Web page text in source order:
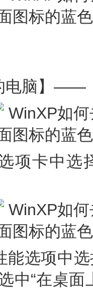
脑】——
卡中选
选项中选
中“在桌面